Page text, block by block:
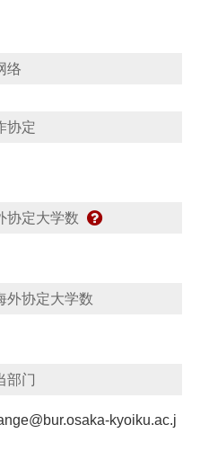
络
协定
协定大学数
外协定大学数
部门
kyoiku.ac.j